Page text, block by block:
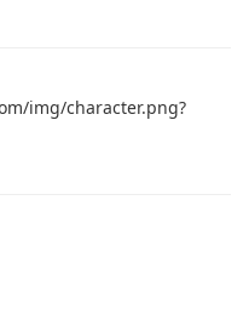
img/character.png?